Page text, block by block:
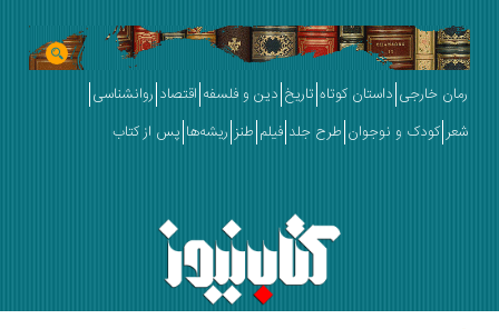
رمان خارجی داستان کوتاه تاریخ دین و فلسفه اقتصاد روانشناسی
شعر کودک و نوجوان طرح جلد فیلم طنز ریشه‌ها پس از کتاب